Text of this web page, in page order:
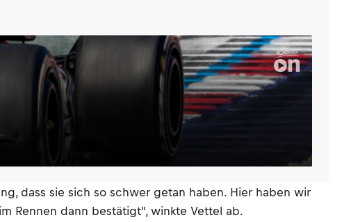
dass sie sich so schwer getan haben. Hier haben wir
Rennen dann bestätigt", winkte Vettel ab.